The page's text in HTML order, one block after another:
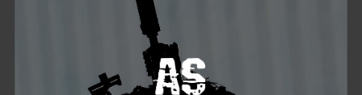
Einsatzkräfte und alle, die eine kompakte, aber
dennoch geräumige Tasche für wichtige
Ausrüstung benötigen. Egal ob
Equipment, Werkzeug, Batterien, Multitools